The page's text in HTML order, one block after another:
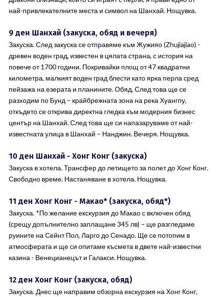
най-привлекателните места и символ на Шанхай. Нощувка.
9 ден Шанхай (закуска, обяд и вечеря)
Закуска. След закуска се отправяме към Жужияо (Zhujiajiao) -
древен воден град, известен в цялата страна, с история на
повече от 1700 години. Покривайки площ от 47 квадратни
километра, малкият воден град блести като ярка перла сред
пейзажа на езерата и планините. Обяд. След това ще се
разходим по Бунд – крайбрежната зона на река Хуангпу,
откъдето се открива директна гледка към модерния бизнес
център на Шанхай. След това ще си напазаруваме от най-
известната улица в Шанхай – Нанджин. Вечеря. Нощувка.
10 ден Шанхай - Хонг Конг (закуска)
Закуска в хотела. Трансфер до летището за полет до Хонг Конг.
Свободно време. Настаняване в хотела. Нощувка.
11 ден Хонг Конг - Макао* (закуска, обяд*)
Закуска. *По желание екскурзия до Макао с включен обяд
(срещу допълнително заплащане 345 лв) – ще разгледаме
руините на Сейнт Пол, Ларго до Сенадо. Ще се потопим в
атмосферата и ще си опитаме късмета в двете най-известни
казина - Венецианецът и Галакси. Нощувка.
12 ден Хонг Конг (закуска, обяд)
Закуска. Днес ще направим обзорна екскурзия на Хонг Конг,